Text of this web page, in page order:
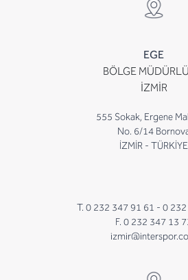
EGE
BÖLGE
İZMİR
555 Sokak, Ergene
No. 6/14
İZMİR - TÜRKİYE
T. 0 232 347 91 61 - 0
F. 0 232 347 13